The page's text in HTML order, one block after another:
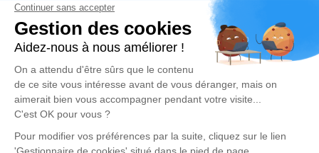
anecdote ou exprimer vos pensées à travers des poèmes
ou des textes. Cet endroit est un lieu d'expression dédié à
honorer la mémoire de Jeanne BOUYSSOUNOUSE.
Un service de plantation d’arbre hommage estdisponible
ici.